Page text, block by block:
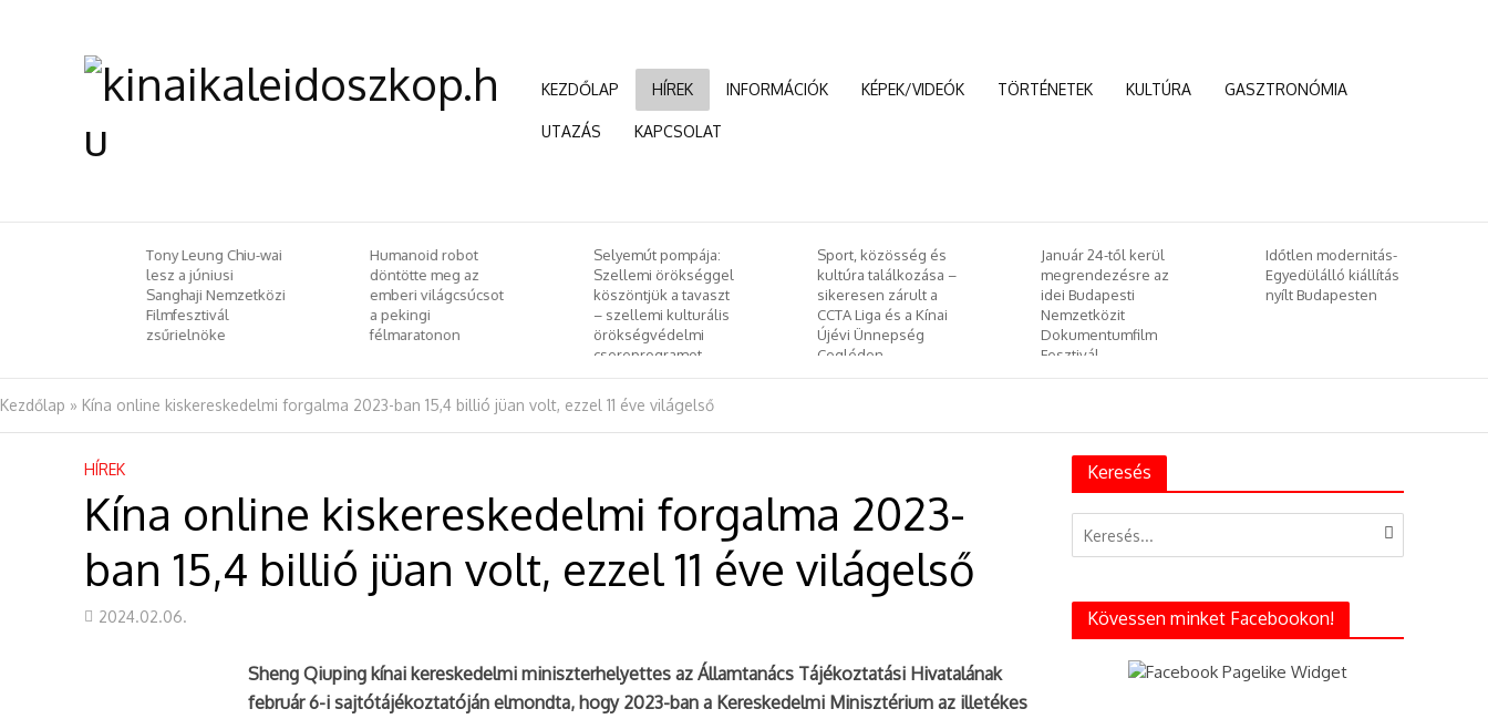
KEZDŐLAP HÍREK INFORMÁCIÓK KÉPEK/VIDEÓK TÖRTÉNETEK KULTÚRA GASZTRONÓMIA
UTAZÁS KAPCSOLAT
Humanoid robot
döntötte meg az
emberi világcsúcsot
a pekingi
félmaratonon
Selyemút pompája:
Szellemi örökséggel
köszöntjük a tavaszt
– szellemi kulturális
örökségvédelmi
Sport, közösség és
kultúra találkozása –
sikeresen zárult a
CCTA Liga és a Kínai
Újévi Ünnepség
Cegléden
Január 24-től kerül
megrendezésre az
idei Budapesti
Nemzetközit
Dokumentumfilm
Fesztivál
Időtlen modernitás-
Egyedülálló kiállítás
nyílt Budapesten
Kína az új világrend
egyik vezetője lesz –
és Európa?
Kezdőlap » Kína online kiskereskedelmi forgalma 2023-ban 15,4 billió jüan volt, ezzel 11 éve világelső
HÍREK
Kína online kiskereskedelmi forgalma 2023-
ban 15,4 billió jüan volt, ezzel 11 éve világelső
2024.02.06.
Sheng Qiuping kínai kereskedelmi miniszterhelyettes az Államtanács Tájékoztatási Hivatalának
február 6-i sajtótájékoztatóján elmondta, hogy 2023-ban a Kereskedelmi Minisztérium az illetékes
Keresés
Kövessen minket Facebookon!